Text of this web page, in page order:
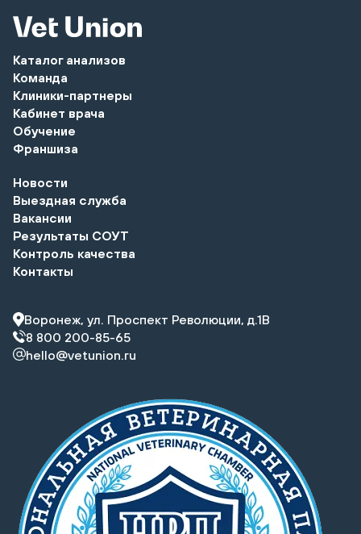
Каталог анализов
Команда
Клиники-партнеры
Кабинет врача
Обучение
Франшиза
Новости
Выездная служба
Вакансии
Результаты СОУТ
Контроль качества
Контакты
Воронеж, ул. Проспект Революции, д.1В
8 800 200-85-65
hello@vetunion.ru